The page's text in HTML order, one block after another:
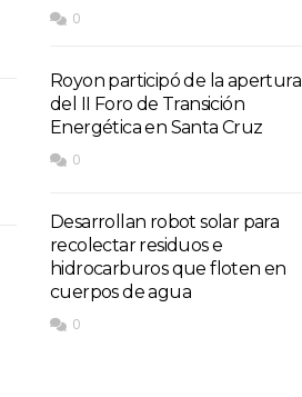
0
Royon participó de la apertura
del II Foro de Transición
Energética en Santa Cruz
0
Desarrollan robot solar para
recolectar residuos e
hidrocarburos que floten en
cuerpos de agua
0